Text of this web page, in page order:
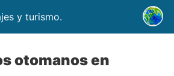
y turismo.
otomanos en